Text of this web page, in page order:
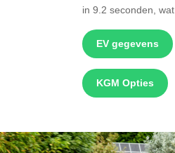
in 9.2 seconden, wat
EV gegevens
KGM Opties